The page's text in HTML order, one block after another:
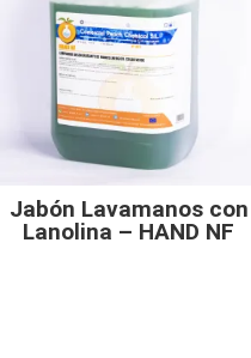
Jabón Lavamanos con
Lanolina – HAND NF